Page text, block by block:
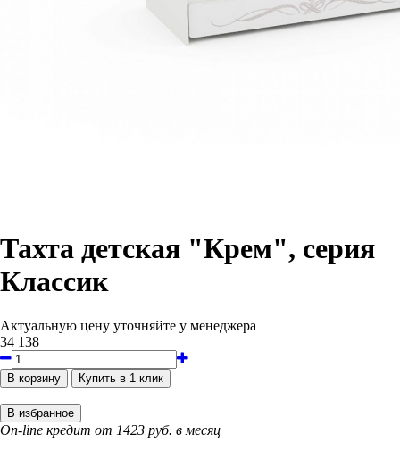
Тахта детская "Крем", серия
Классик
Актуальную цену уточняйте у менеджера
34 138
On-line кредит от 1423 руб. в месяц